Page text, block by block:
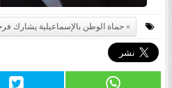
حماة الوطن بالإسماعيلية يشارك